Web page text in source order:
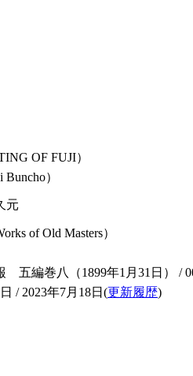
OF FUJI）
）
元
of Old Masters）
五編巻八（1899年1月31日） /
/ 2023年7月18日(更新履歴)